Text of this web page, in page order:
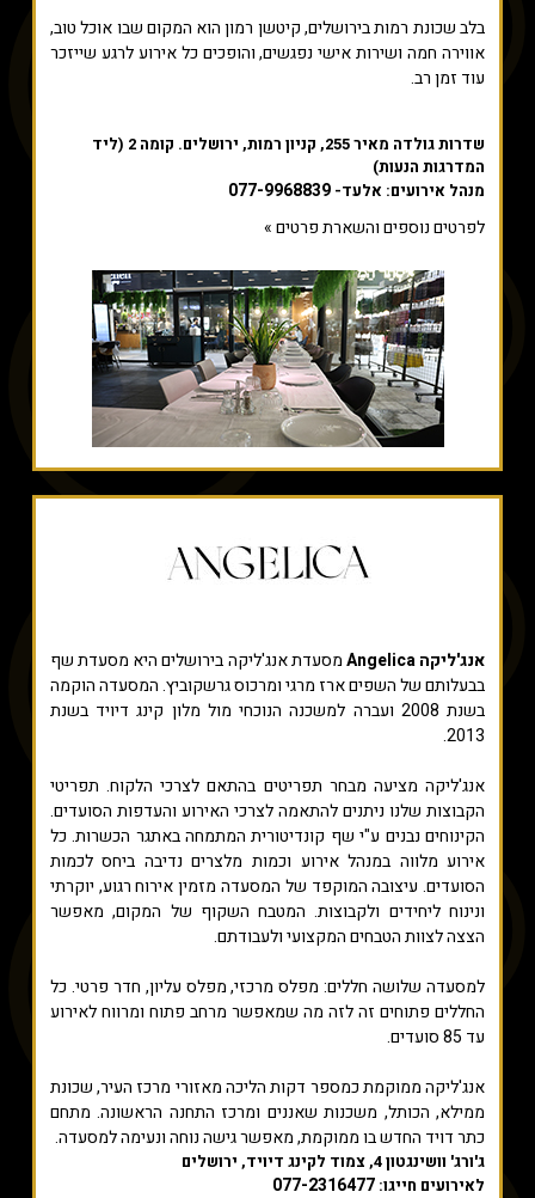
בלב שכונת רמות בירושלים, קיטשן רמון הוא המקום שבו אוכל טוב,
אווירה חמה ושירות אישי נפגשים, והופכים כל אירוע לרגע שייזכר
עוד זמן רב.
שדרות גולדה מאיר 255, קניון רמות, ירושלים. קומה 2 (ליד
המדרגות הנעות)
מנהל אירועים: אלעד- 077-9968839
לפרטים נוספים והשארת פרטים »
אנג'ליקה Angelica
מסעדת אנג'ליקה בירושלים היא מסעדת שף
בבעלותם של השפים ארז מרגי ומרכוס גרשקוביץ. המסעדה הוקמה
בשנת 2008 ועברה למשכנה הנוכחי מול מלון קינג דיויד בשנת
2013.
אנג'ליקה מציעה מבחר תפריטים בהתאם לצרכי הלקוח. תפריטי
הקבוצות שלנו ניתנים להתאמה לצרכי האירוע והעדפות הסועדים.
הקינוחים נבנים ע"י שף קונדיטורית המתמחה באתגר הכשרות. כל
אירוע מלווה במנהל אירוע וכמות מלצרים נדיבה ביחס לכמות
הסועדים. עיצובה המוקפד של המסעדה מזמין אירוח רגוע, יוקרתי
ונינוח ליחידים ולקבוצות. המטבח השקוף של המקום, מאפשר
הצצה לצוות הטבחים המקצועי ולעבודתם.
למסעדה שלושה חללים: מפלס מרכזי, מפלס עליון, חדר פרטי. כל
החללים פתוחים זה לזה מה שמאפשר מרחב פתוח ומרווח לאירוע
עד 85 סועדים.
אנג'ליקה ממוקמת כמספר דקות הליכה מאזורי מרכז העיר, שכונת
ממילא, הכותל, משכנות שאננים ומרכז התחנה הראשונה. מתחם
כתר דויד החדש בו ממוקמת, מאפשר גישה נוחה ונעימה למסעדה.
ג'ורג' וושינגטון 4, צמוד לקינג דיויד, ירושלים
לאירועים חייגו: 077-2316477